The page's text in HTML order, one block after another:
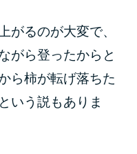
がるのが大変で、
がら登ったからと
ら柿が転げ落ちた
いう説もありま